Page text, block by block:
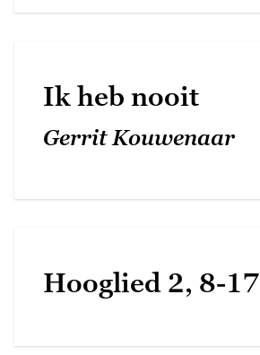
Ik heb nooit
Gerrit Kouwenaar
Hooglied 2, 8-17